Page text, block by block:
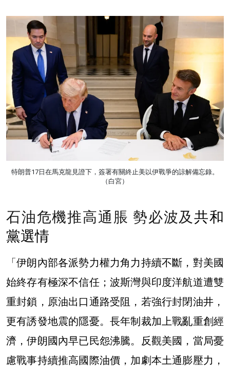
特朗普17日在馬克龍見證下，簽署有關終止美以伊戰爭的諒解備忘錄。
（白宮）
石油危機推高通脹 勢必波及共和
黨選情
「伊朗內部各派勢力權力角力持續不斷，對美國
始終存有極深不信任；波斯灣與印度洋航道遭雙
重封鎖，原油出口通路受阻，若強行封閉油井，
更有誘發地震的隱憂。長年制裁加上戰亂重創經
濟，伊朗國內早已民怨沸騰。反觀美國，當局憂
慮戰事持續推高國際油價，加劇本土通膨壓力，